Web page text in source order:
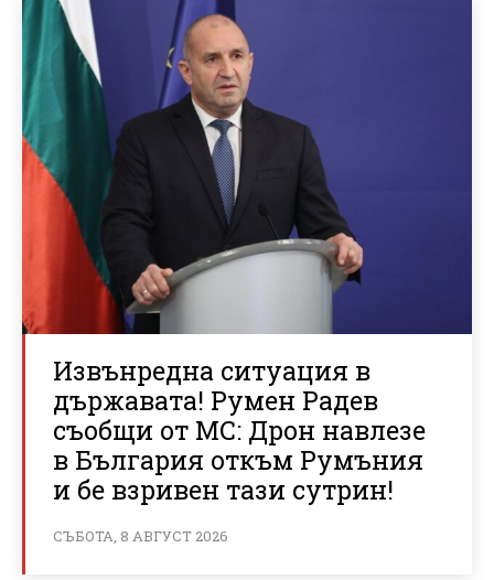
Извънредна ситуация в
държавата! Румен Радев
съобщи от МС: Дрон навлезе
в България откъм Румъния
и бе взривен тази сутрин!
СЪБОТА, 8 АВГУСТ 2026